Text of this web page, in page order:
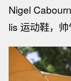
Nigel
lis 运动鞋，帅